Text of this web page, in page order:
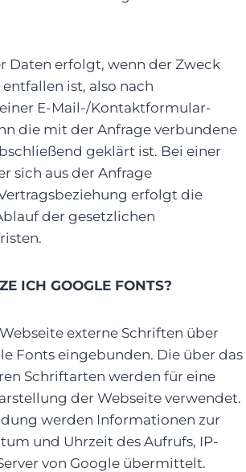
Daten erfolgt, wenn der Zweck
ist, also nach
E-Mail-/Kontaktformular-
die mit der Anfrage verbundene
geklärt ist. Bei einer
sich aus der Anfrage
erfolgt die
der gesetzlichen
ICH GOOGLE FONTS?
externe Schriften über
Fonts eingebunden. Die über das
Schriftarten werden für eine
der Webseite verwendet.
werden Informationen zur
und Uhrzeit des Aufrufs, IP-
von Google übermittelt.